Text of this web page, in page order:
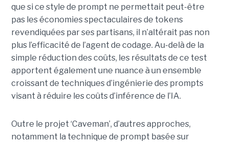
que si ce style de prompt ne permettait peut-être
pas les économies spectaculaires de tokens
revendiquées par ses partisans, il n’altérait pas non
plus l’efficacité de l’agent de codage. Au-delà de la
simple réduction des coûts, les résultats de ce test
apportent également une nuance à un ensemble
croissant de techniques d’ingénierie des prompts
visant à réduire les coûts d’inférence de l’IA.
Outre le projet ‘Caveman’, d’autres approches,
notamment la technique de prompt basée sur